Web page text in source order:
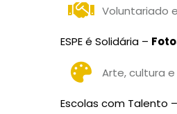
Voluntariado
ESPE é Solidária –
Arte, cultura
Escolas com Talento –